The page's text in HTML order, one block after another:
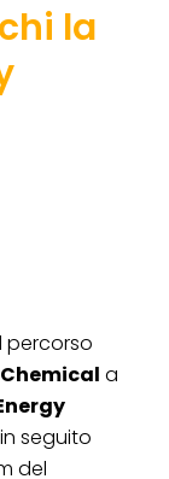
la
percorso
a
seguito
del